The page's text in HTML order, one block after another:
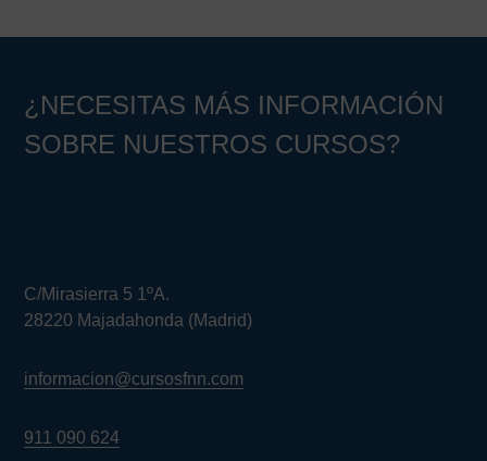
¿NECESITAS MÁS INFORMACIÓN
SOBRE NUESTROS CURSOS?
C/Mirasierra 5 1ºA.
28220 Majadahonda (Madrid)
informacion@cursosfnn.com
911 090 624